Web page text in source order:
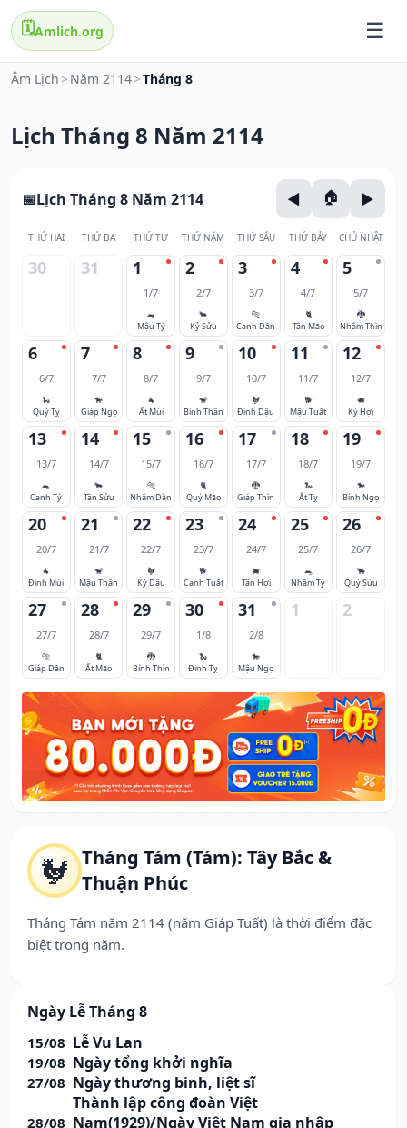
🗓️Amlich.org
Âm Lịch > Năm 2114>Tháng 8
Lịch Tháng 8 Năm 2114
🐓 Tháng Tám (Tám): Tây Bắc &
Thuận Phúc
Tháng Tám năm 2114 (năm Giáp Tuất) là thời điểm đặc
biệt trong năm.
Ngày Lễ Tháng 8
15/08 Lễ Vu Lan
19/08 Ngày tổng khởi nghĩa
27/08 Ngày thương binh, liệt sĩ
28/08
Thành lập công đoàn Việt
Nam(1929)/Ngày Việt Nam gia nhập
Lịch Tháng 8 Năm 2114
THỨ HAI THỨ BA THỨ TƯ THỨ NĂM THỨ SÁU THỨ BẢY CHỦ NHẬT
30 31 1
1/7
🐀
Mậu Tý
2
2/7
🐂
Kỷ Sửu
3
3/7
🐅
Canh Dần
4
4/7
🐈
Tân Mão
5
5/7
🐉
Nhâm Thìn
6
6/7
🐍
Quý Tỵ
7
7/7
🐎
Giáp Ngọ
8
8/7
🐐
Ất Mùi
9
9/7
🐒
Bính Thân
10
10/7
🐓
Đinh Dậu
11
11/7
🐕
Mậu Tuất
12
12/7
🐖
Kỷ Hợi
13
13/7
🐀
Canh Tý
14
14/7
🐂
Tân Sửu
15
15/7
🐅
Nhâm Dần
16
16/7
🐈
Quý Mão
17
17/7
🐉
Giáp Thìn
18
18/7
🐍
Ất Tỵ
19
19/7
🐎
Bính Ngọ
20
20/7
🐐
Đinh Mùi
21
21/7
🐒
Mậu Thân
22
22/7
🐓
Kỷ Dậu
23
23/7
🐕
Canh Tuất
24
24/7
🐖
Tân Hợi
25
25/7
🐀
Nhâm Tý
26
26/7
🐂
Quý Sửu
27
27/7
🐅
Giáp Dần
28
28/7
🐈
Ất Mão
29
29/7
🐉
Bính Thìn
30
1/8
🐍
Đinh Tỵ
31
2/8
🐎
Mậu Ngọ
1 2